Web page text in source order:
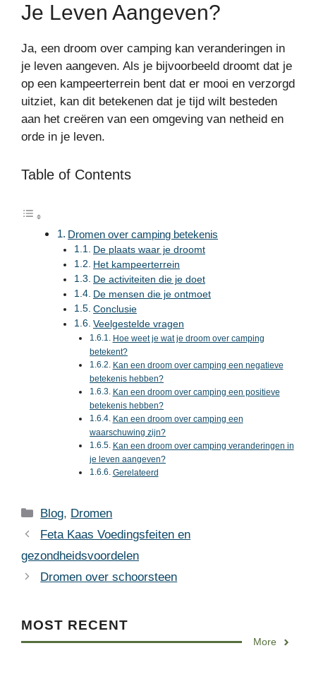
Je Leven Aangeven?
Ja, een droom over camping kan veranderingen in
je leven aangeven. Als je bijvoorbeeld droomt dat je
op een kampeerterrein bent dat er mooi en verzorgd
uitziet, kan dit betekenen dat je tijd wilt besteden
aan het creëren van een omgeving van netheid en
orde in je leven.
Table of Contents
Dromen over camping betekenis
De plaats waar je droomt
Het kampeerterrein
De activiteiten die je doet
De mensen die je ontmoet
Conclusie
Veelgestelde vragen
Hoe weet je wat je droom over camping
betekent?
Kan een droom over camping een negatieve
betekenis hebben?
Kan een droom over camping een positieve
betekenis hebben?
Kan een droom over camping een
waarschuwing zijn?
Kan een droom over camping veranderingen in
je leven aangeven?
Gerelateerd
Categories
Blog, Dromen
Feta Kaas Voedingsfeiten en
gezondheidsvoordelen
Dromen over schoorsteen
MOST RECENT
More